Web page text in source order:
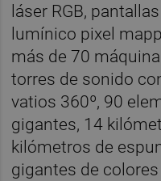
láser RGB,
lumínico pixel
más de 70
torres de sonido
vatios 360º, 90
gigantes, 14
kilómetros de
gigantes de